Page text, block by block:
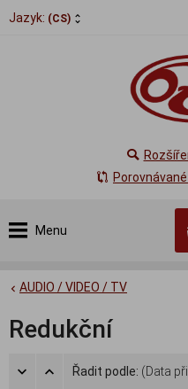
Jazyk: (CS)
Menu
AUDIO / VIDEO / TV
Redukční
Řadit podle: (Data